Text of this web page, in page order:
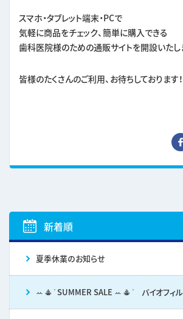
スマホ・タブレット端末・PCで
気軽に商品をチェック、簡単に購入できる
歯科医院様のための通販サイトを開設いたし
皆様のたくさんのご利用、お待ちしております！
新着順
夏季休業のお知らせ
ꕀ 𖠳 ᐝ SUMMER SALE ꕀ 𖠳 ᐝ バイオフィル